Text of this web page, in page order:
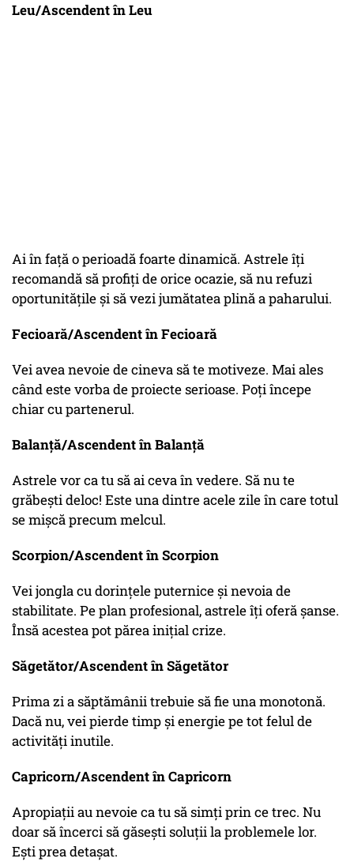
Leu/Ascendent în Leu
Ai în față o perioadă foarte dinamică. Astrele îți
recomandă să profiți de orice ocazie, să nu refuzi
oportunitățile și să vezi jumătatea plină a paharului.
Fecioară/Ascendent în Fecioară
Vei avea nevoie de cineva să te motiveze. Mai ales
când este vorba de proiecte serioase. Poți începe
chiar cu partenerul.
Balanță/Ascendent în Balanță
Astrele vor ca tu să ai ceva în vedere. Să nu te
grăbești deloc! Este una dintre acele zile în care totul
se mișcă precum melcul.
Scorpion/Ascendent în Scorpion
Vei jongla cu dorințele puternice și nevoia de
stabilitate. Pe plan profesional, astrele îți oferă șanse.
Însă acestea pot părea inițial crize.
Săgetător/Ascendent în Săgetător
Prima zi a săptămânii trebuie să fie una monotonă.
Dacă nu, vei pierde timp și energie pe tot felul de
activități inutile.
Capricorn/Ascendent în Capricorn
Apropiații au nevoie ca tu să simți prin ce trec. Nu
doar să încerci să găsești soluții la problemele lor.
Ești prea detașat.